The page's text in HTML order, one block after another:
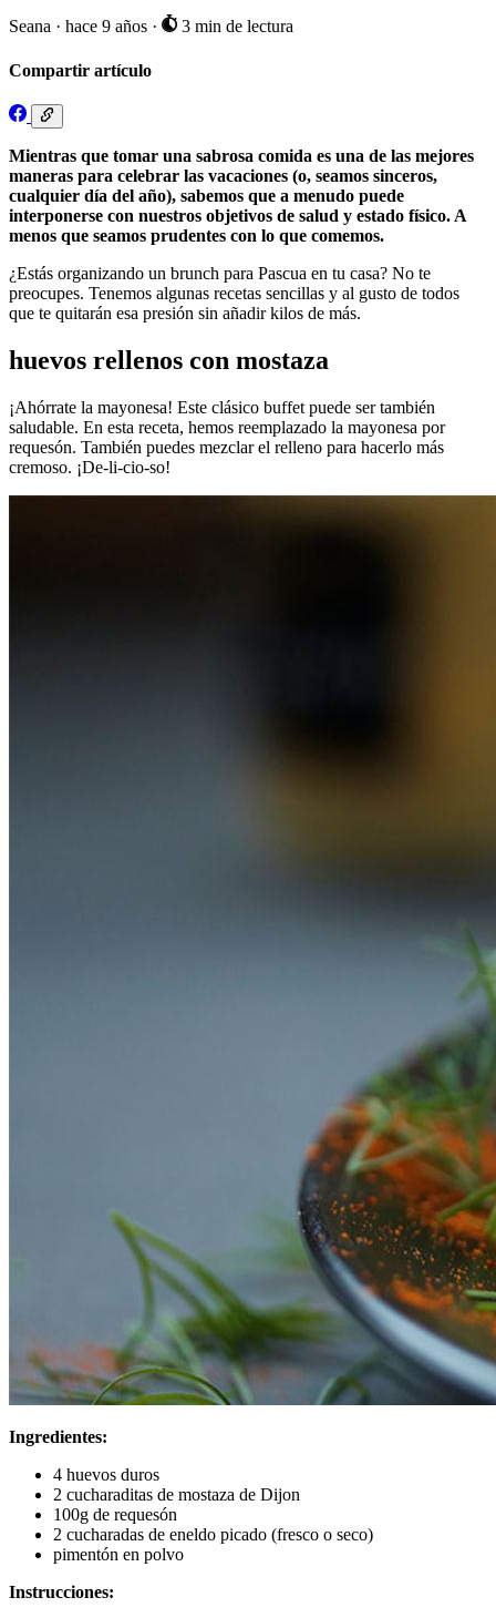
Seana · hace 9 años · 3 min de lectura
Compartir artículo
Mientras que tomar una sabrosa comida es una de las mejores
maneras para celebrar las vacaciones (o, seamos sinceros,
cualquier día del año), sabemos que a menudo puede
interponerse con nuestros objetivos de salud y estado físico. A
menos que seamos prudentes con lo que comemos.
¿Estás organizando un brunch para Pascua en tu casa? No te
preocupes. Tenemos algunas recetas sencillas y al gusto de todos
que te quitarán esa presión sin añadir kilos de más.
huevos rellenos con mostaza
¡Ahórrate la mayonesa! Este clásico buffet puede ser también
saludable. En esta receta, hemos reemplazado la mayonesa por
requesón. También puedes mezclar el relleno para hacerlo más
cremoso. ¡De-li-cio-so!
Ingredientes:
4 huevos duros
2 cucharaditas de mostaza de Dijon
100g de requesón
2 cucharadas de eneldo picado (fresco o seco)
pimentón en polvo
Instrucciones: